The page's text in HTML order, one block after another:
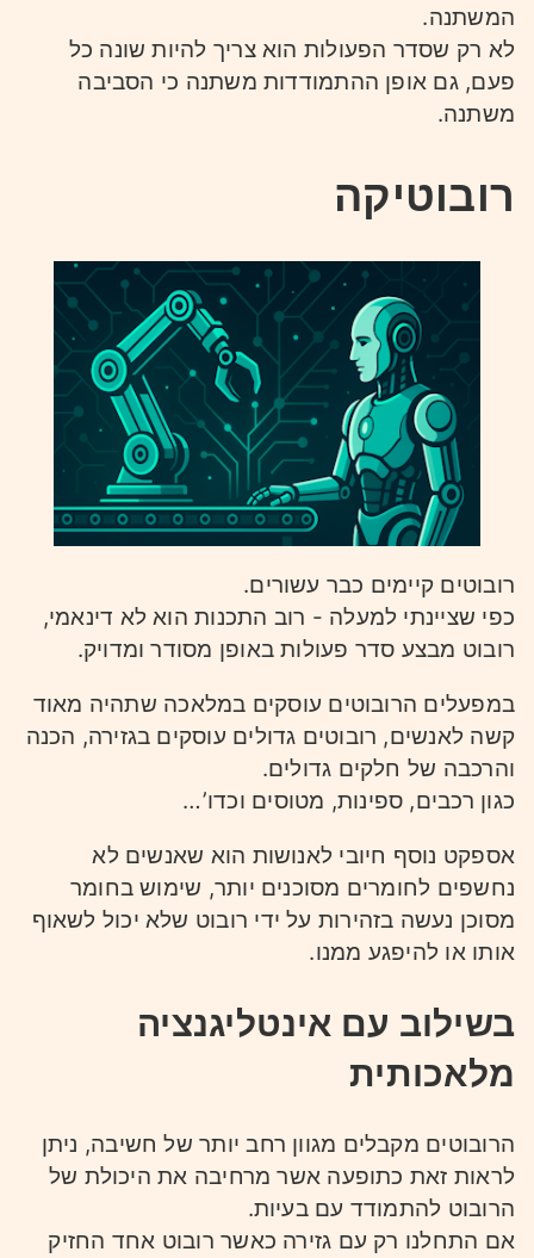
המשתנה.
לא רק שסדר הפעולות הוא צריך להיות שונה כל
פעם, גם אופן ההתמודדות משתנה כי הסביבה
משתנה.
רובוטיקה
רובוטים קיימים כבר עשורים.
כפי שציינתי למעלה - רוב התכנות הוא לא דינאמי,
רובוט מבצע סדר פעולות באופן מסודר ומדויק.
במפעלים הרובוטים עוסקים במלאכה שתהיה מאוד
קשה לאנשים, רובוטים גדולים עוסקים בגזירה, הכנה
והרכבה של חלקים גדולים.
כגון רכבים, ספינות, מטוסים וכדו’…
אספקט נוסף חיובי לאנושות הוא שאנשים לא
נחשפים לחומרים מסוכנים יותר, שימוש בחומר
מסוכן נעשה בזהירות על ידי רובוט שלא יכול לשאוף
אותו או להיפגע ממנו.
בשילוב עם אינטליגנציה
מלאכותית
הרובוטים מקבלים מגוון רחב יותר של חשיבה, ניתן
לראות זאת כתופעה אשר מרחיבה את היכולת של
הרובוט להתמודד עם בעיות.
אם התחלנו רק עם גזירה כאשר רובוט אחד החזיק